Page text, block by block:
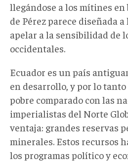
llegándose a los mítines
de Pérez parece diseñada
apelar a la sensibilidad de
occidentales.
Ecuador es un país
en desarrollo, y por lo
pobre comparado con las
imperialistas del Norte
ventaja: grandes reservas
minerales. Estos recursos
los programas político y